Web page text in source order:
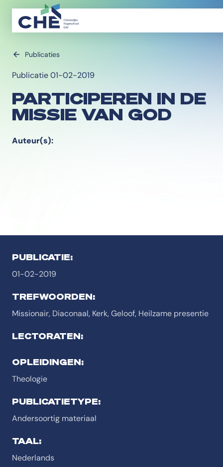
Publicaties
Publicatie 01-02-2019
PARTICIPEREN IN DE
MISSIE VAN GOD
Auteur(s):
PUBLICATIE:
01-02-2019
TREFWOORDEN:
Missionair, Diaconaal, Kerk, Geloof, Heilzame presentie
LECTORATEN:
OPLEIDINGEN:
Theologie
PUBLICATIETYPE:
Andersoortig materiaal
TAAL:
Nederlands